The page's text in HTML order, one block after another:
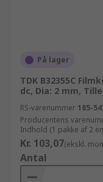
På lager
TDK B32355C
dc, Dia: 2 mm,
RS-varenummer 185-
Producentens
Indhold (1 pakke af 2
Kr. 103,07(ekskl.
Antal